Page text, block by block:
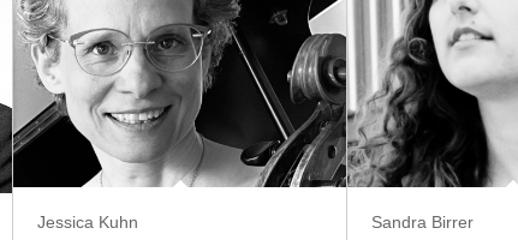
Jessica Kuhn Sandra Birrer